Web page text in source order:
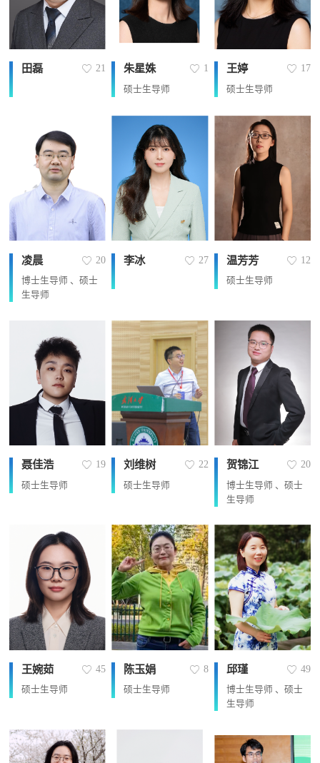
田磊 21 朱星姝 1
硕士生导师
王婷 17
硕士生导师
凌晨 20
博士生导师 、硕士
生导师
李冰 27 温芳芳 12
硕士生导师
聂佳浩 19
硕士生导师
刘维树 22
硕士生导师
贺锦江 20
博士生导师 、硕士
生导师
王婉茹 45
硕士生导师
陈玉娟 8
硕士生导师
邱瑾 49
博士生导师 、硕士
生导师